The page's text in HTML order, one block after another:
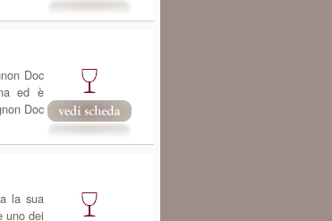
Doc
ed è
Doc
la sua
uno dei